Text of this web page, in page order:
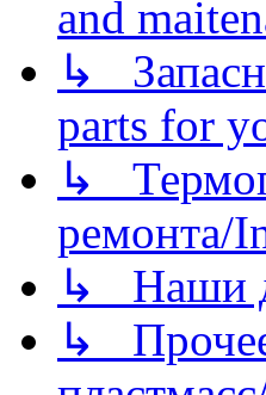
and
↳
parts for
↳
ремонта/
↳ Наши
↳ Прочее